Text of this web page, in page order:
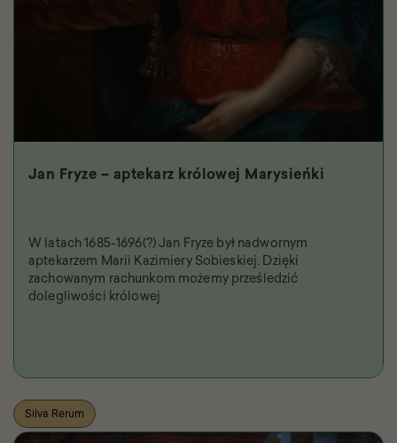
Jan Fryze – aptekarz królowej Marysieńki
W latach 1685-1696(?) Jan Fryze był nadwornym
aptekarzem Marii Kazimiery Sobieskiej. Dzięki
zachowanym rachunkom możemy prześledzić
dolegliwości królowej
Silva Rerum